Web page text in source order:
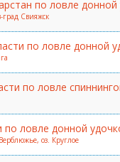
по ловле донной
град Свияжск
по ловле донной
по ловле
ловле донной
оз. Круглое